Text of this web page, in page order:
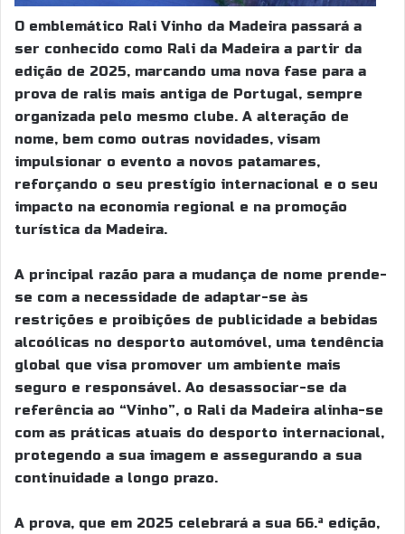
O emblemático Rali Vinho da Madeira passará a
ser conhecido como Rali da Madeira a partir da
edição de 2025, marcando uma nova fase para a
prova de ralis mais antiga de Portugal, sempre
organizada pelo mesmo clube. A alteração de
nome, bem como outras novidades, visam
impulsionar o evento a novos patamares,
reforçando o seu prestígio internacional e o seu
impacto na economia regional e na promoção
turística da Madeira.
A principal razão para a mudança de nome prende-
se com a necessidade de adaptar-se às
restrições e proibições de publicidade a bebidas
alcoólicas no desporto automóvel, uma tendência
global que visa promover um ambiente mais
seguro e responsável. Ao desassociar-se da
referência ao “Vinho”, o Rali da Madeira alinha-se
com as práticas atuais do desporto internacional,
protegendo a sua imagem e assegurando a sua
continuidade a longo prazo.
A prova, que em 2025 celebrará a sua 66.ª edição,